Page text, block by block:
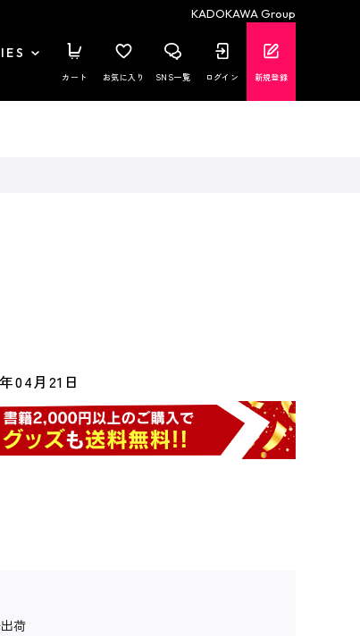
KADOKAWA Group
カート お気に入り SNS一覧 ログイン 新規登録
04月21日
荷